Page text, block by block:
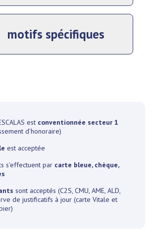
motifs spécifiques
est conventionnée secteur 1
d’honoraire)
est acceptée
s'effectuent par carte bleue, chèque,
sont acceptés (C2S, CMU, AME, ALD,
de justificatifs à jour (carte Vitale et